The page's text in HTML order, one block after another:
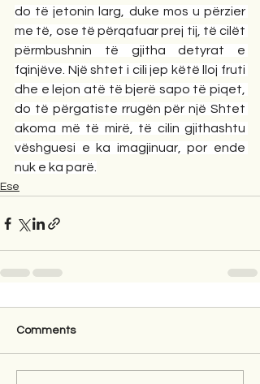
do të jetonin larg, duke mos u përzier
me të, ose të përqafuar prej tij, të cilët
përmbushnin të gjitha detyrat e
fqinjëve. Një shtet i cili jep këtë lloj fruti
dhe e lejon atë të bjerë sapo të piqet,
do të përgatiste rrugën për një Shtet
akoma më të mirë, të cilin gjithashtu
vëshguesi e ka imagjinuar, por ende
nuk e ka parë.
Ese
Comments